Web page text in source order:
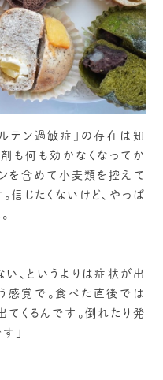
ルテン過敏症』の存在は知
も何も効かなくなってか
を含めて小麦類を控えて
信じたくないけど、やっぱ
、というよりは症状が出
感覚で。食べた直後では
くるんです。倒れたり発
」